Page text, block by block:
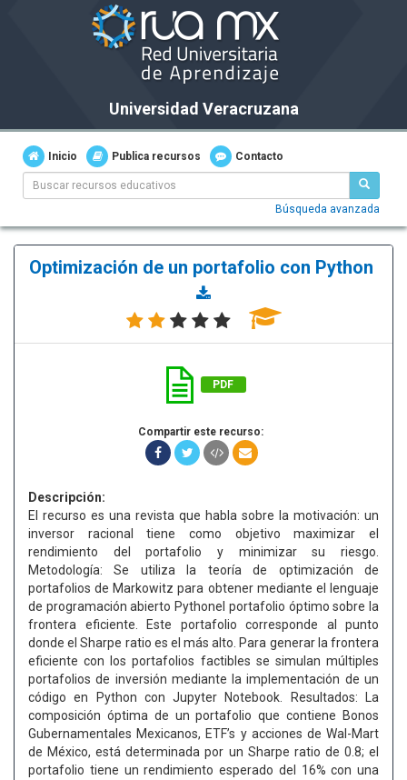
Universidad Veracruzana
Inicio Publica recursos Contacto
Búsqueda avanzada
Optimización de un portafolio con Python
PDF
Compartir este recurso:
Descripción:
El recurso es una revista que habla sobre la motivación: un
inversor racional tiene como objetivo maximizar el
rendimiento del portafolio y minimizar su riesgo.
Metodología: Se utiliza la teoría de optimización de
portafolios de Markowitz para obtener mediante el lenguaje
de programación abierto Pythonel portafolio óptimo sobre la
frontera eficiente. Este portafolio corresponde al punto
donde el Sharpe ratio es el más alto. Para generar la frontera
eficiente con los portafolios factibles se simulan múltiples
portafolios de inversión mediante la implementación de un
código en Python con Jupyter Notebook. Resultados: La
composición óptima de un portafolio que contiene Bonos
Gubernamentales Mexicanos, ETF’s y acciones de Wal-Mart
de México, está determinada por un Sharpe ratio de 0.8; el
portafolio tiene un rendimiento esperado del 16% con una